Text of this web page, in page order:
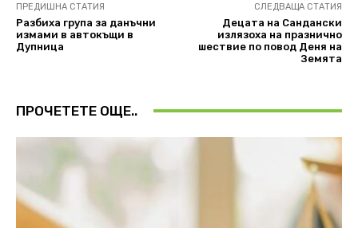
ПРЕДИШНА СТАТИЯ
Разбиха група за данъчни
измами в автокъщи в
Дупница
СЛЕДВАЩА СТАТИЯ
Децата на Сандански
излязоха на празнично
шествие по повод Деня на
Земята
ПРОЧЕТЕТЕ ОЩЕ..